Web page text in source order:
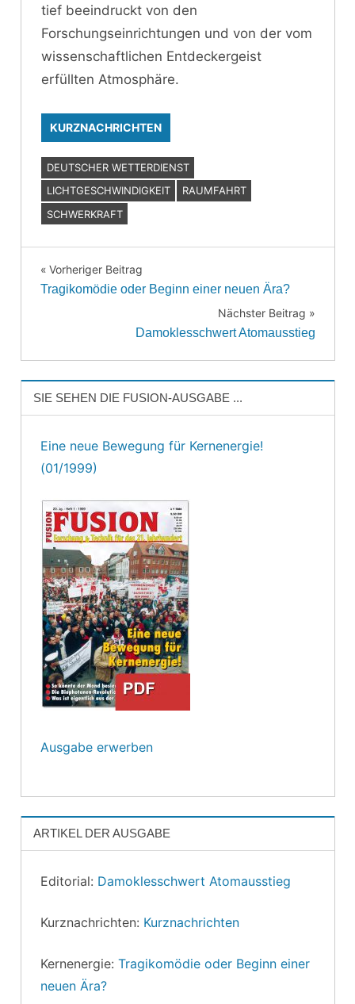
tief beeindruckt von den
Forschungseinrichtungen und von der vom
wissenschaftlichen Entdeckergeist
erfüllten Atmosphäre.
KURZNACHRICHTEN
DEUTSCHER WETTERDIENST
LICHTGESCHWINDIGKEIT
RAUMFAHRT
SCHWERKRAFT
Beitragsnavigation
Vorheriger Beitrag
Tragikomödie oder Beginn einer neuen Ära?
Nächster Beitrag
Damoklesschwert Atomausstieg
SIE SEHEN DIE FUSION-AUSGABE ...
Eine neue Bewegung für Kernenergie!
(01/1999)
Ausgabe erwerben
ARTIKEL DER AUSGABE
Editorial: Damoklesschwert Atomausstieg
Kurznachrichten: Kurznachrichten
Kernenergie: Tragikomödie oder Beginn einer
neuen Ära?